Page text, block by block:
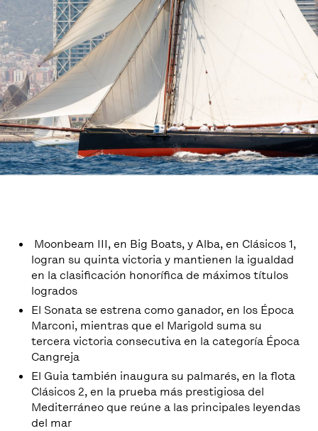
Moonbeam III, en Big Boats, y Alba, en Clásicos 1,
logran su quinta victoria y mantienen la igualdad
en la clasificación honorífica de máximos títulos
logrados
El Sonata se estrena como ganador, en los Época
Marconi, mientras que el Marigold suma su
tercera victoria consecutiva en la categoría Época
Cangreja
El Guia también inaugura su palmarés, en la flota
Clásicos 2, en la prueba más prestigiosa del
Mediterráneo que reúne a las principales leyendas
del mar